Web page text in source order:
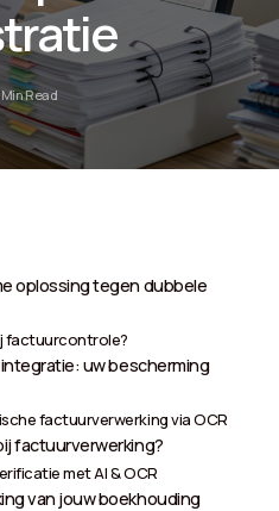
Read
oplossing tegen dubbele
factuurcontrole?
uw bescherming
factuurverwerking via OCR
factuurverwerking?
met AI & OCR
van jouw boekhouding